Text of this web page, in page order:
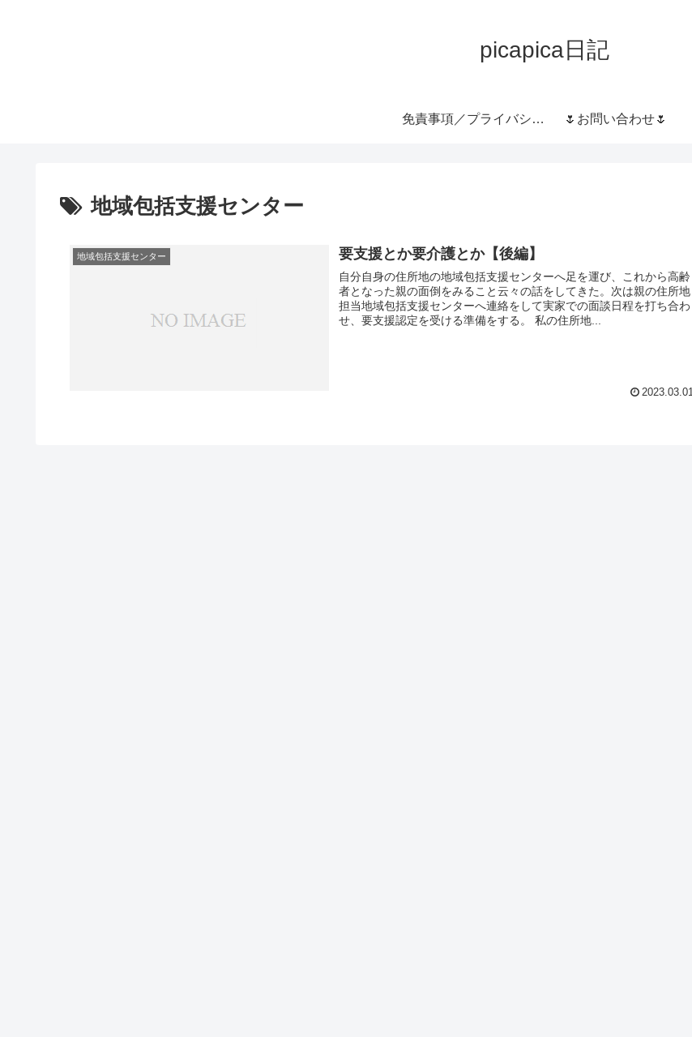
picapica日記
免責事項／プライバシー 🌷お問い合わせ🌷
地域包括支援センター
地域包括支援センター 要支援とか要介護とか【後編】
自分自身の住所地の地域包括支援センターへ足を運び、これから高齢
者となった親の面倒をみること云々の話をしてきた。次は親の住所地
担当地域包括支援センターへ連絡をして実家での面談日程を打ち合わ
せ、要支援認定を受ける準備をする。 私の住所地...
2023.03.01